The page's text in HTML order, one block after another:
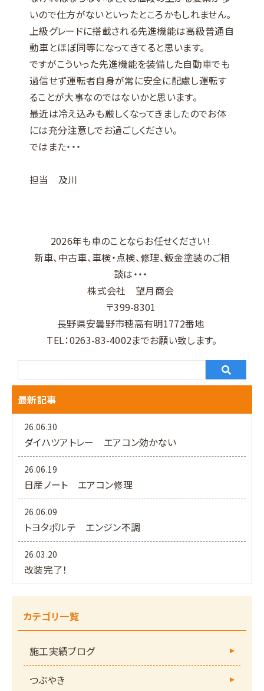
いので仕方がないといったところかもしれません。
上級グレードに搭載される先進機能は高級普通自
動車とほぼ同等になってきてると思います。
ですがこういった先進機能を装備した自動車でも
過信せず運転者自身が常に安全に配慮し運転す
ることが大事なのではないかと思います。
最近は冷え込みも厳しくなってきましたのでお体
には充分注意しでお過ごしください。
ではまた・・・
担当 及川
2026年も車のことならお任せください！
新車、中古車、車検・点検、修理、鈑金塗装のご相
談は・・・
株式会社 望月商会
〒399-8301
長野県安曇野市穂高有明1772番地
TEL：0263-83-4002までお願い致します。
最新記事
26.06.30
ダイハツアトレー エアコン効かない
26.06.19
日産ノート エアコン修理
26.06.09
トヨタポルテ エンジン不調
26.03.20
改装完了！
カテゴリ一覧
施工実績ブログ
つぶやき